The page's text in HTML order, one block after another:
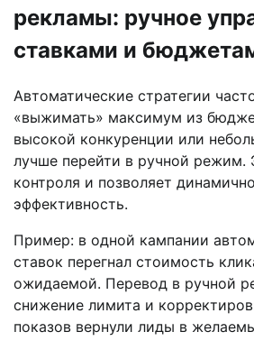
рекламы: ручное
ставками и
Автоматические стратегии
«выжимать» максимум из
высокой конкуренции или
лучше перейти в ручной режим.
контроля и позволяет
эффективность.
Пример: в одной кампании
ставок перегнал стоимость
ожидаемой. Перевод в ручной
снижение лимита и
показов вернули лиды в